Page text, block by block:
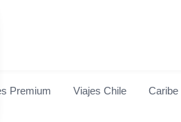
Premium Viajes Chile Caribe